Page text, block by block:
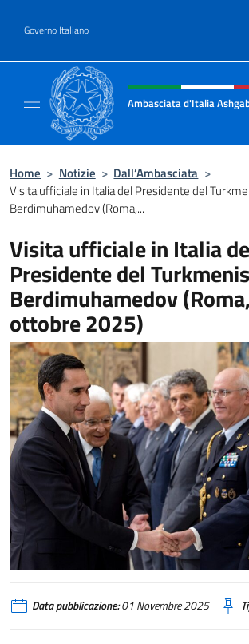
Governo Italiano
Intestazione sito,
Ambasciata d'Italia
Home > Notizie > Dall’Ambasciata >
Visita ufficiale in Italia del Presidente del
Berdimuhamedov (Roma,...
Visita ufficiale in Italia
Presidente del
Berdimuhamedov
ottobre 2025)
Data pubblicazione:01 Novembre 2025